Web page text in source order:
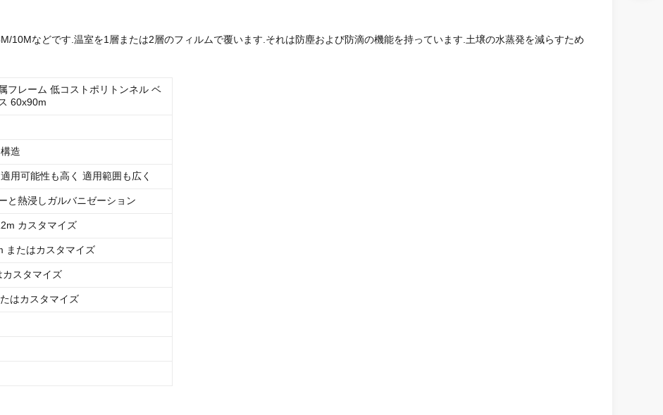
10Mなどです.温室を1層または2層のフィルムで覆います.それは防塵および防滴の機能を持っています.土壌の水蒸発を減らすため
フレーム 低コストポリトンネル ベ
60x90m
造
用可能性も高く 適用範囲も広く
と熱浸しガルバニゼーション
カスタマイズ
またはカスタマイズ
スタマイズ
はカスタマイズ